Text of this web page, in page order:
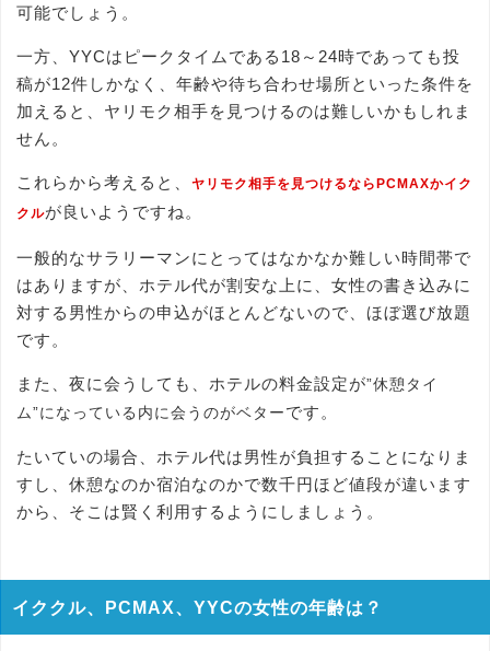
可能でしょう。
一方、YYCはピークタイムである18～24時であっても投
稿が12件しかなく、年齢や待ち合わせ場所といった条件を
加えると、ヤリモク相手を見つけるのは難しいかもしれま
せん。
これらから考えると、
ヤリモク相手を見つけるならPCMAXかイク
クルが良いようですね。
一般的なサラリーマンにとってはなかなか難しい時間帯で
はありますが、ホテル代が割安な上に、女性の書き込みに
対する男性からの申込がほとんどないので、ほぼ選び放題
です。
また、夜に会うしても、ホテルの料金設定が”休憩タイ
ム”になっている内に会うのがベターです。
たいていの場合、ホテル代は男性が負担することになりま
すし、休憩なのか宿泊なのかで数千円ほど値段が違います
から、そこは賢く利用するようにしましょう。
イククル、PCMAX、YYCの女性の年齢は？